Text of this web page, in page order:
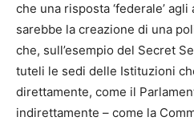
che una risposta ‘federale’
sarebbe la creazione di una
che, sull’esempio del Secret
tuteli le sedi delle Istituzioni
direttamente, come il
indirettamente – come la